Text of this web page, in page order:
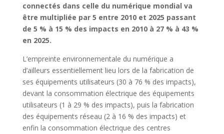
connectés dans celle du numérique mondial va
être multipliée par 5 entre 2010 et 2025 passant
de 5 % à 15 % des impacts en 2010 à 27 % à 43 %
en 2025.
L’empreinte environnementale du numérique a
d’ailleurs essentiellement lieu lors de la fabrication de
ses équipements utilisateurs (30 à 76 % des impacts),
devant la consommation électrique des équipements
utilisateurs (1 à 29 % des impacts), puis la fabrication
des équipements réseau (2 à 16 % des impacts) et
enfin la consommation électrique des centres